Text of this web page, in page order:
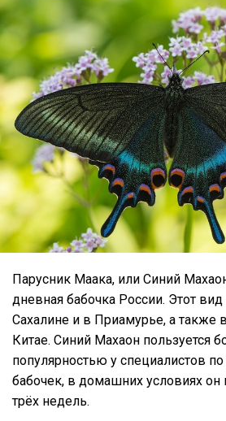
Парусник Маака, или Синий
дневная бабочка России. Этот вид
Сахалине и в Приамурье, а также
Китае. Синий Махаон пользуется
популярностью у специалистов
бабочек, в домашних условиях
трёх недель.